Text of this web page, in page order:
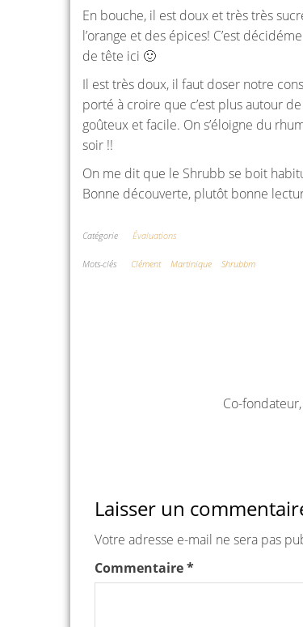
En bouche, il est doux et très très
l’orange et des épices! C’est
de tête ici 🙂
Il est très doux, il faut doser notre
porté à croire que c’est plus autour
goûteux et facile. On s’éloigne du
soir !!
On me dit que le Shrubb se boit
Bonne découverte, plutôt bonne
Catégorie Évaluations
Mots-clés Clément Martinique Shrubbm
Co-
Laisser un
Votre adresse e-mail ne sera pas
Commentaire*